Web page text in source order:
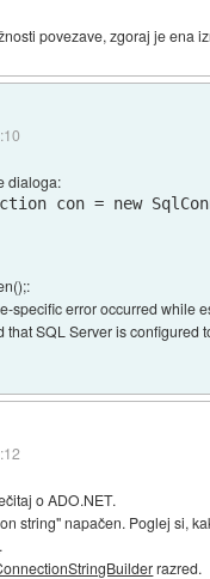
povezave, zgoraj je ena
dialoga:
con = new
specific error occurred while
that SQL Server is
o ADO.NET.
string" napačen. Poglej si,
.
razred.